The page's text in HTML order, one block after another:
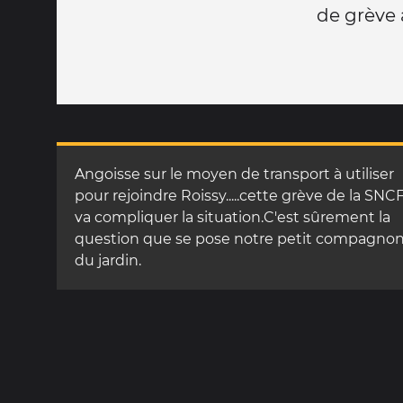
de grève
Angoisse sur le moyen de transport à utiliser
pour rejoindre Roissy.....cette grève de la
va compliquer la situation.C'est sûrement la
question que se pose notre petit compagnon
du jardin.